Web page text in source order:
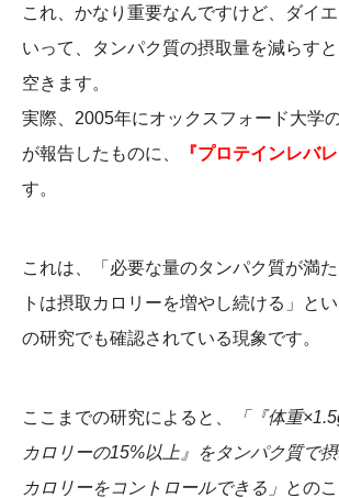
これ、かなり重要なんですけど、ダイ
いって、タンパク質の摂取量を減らす
空きます。
実際、2005年にオックスフォード大学
が報告したものに、
『プロテインレバレ
す。
これは、「必要な量のタンパク質が満
トは摂取カロリーを増やし続ける」と
の研究でも確認されている現象です。
ここまでの研究によると、
「『体重
カロリーの15%以上』をタンパク質で
カロリーをコントロールできる」 とのこ